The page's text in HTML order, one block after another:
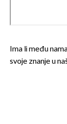
Ima li među
svoje znanje u